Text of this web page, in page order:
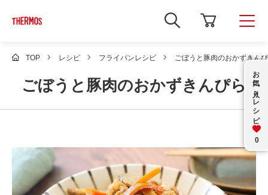
新
し
ィ
ウ
で
サ
検
索
を
開
き
TOP レシピ フライパンレシピ ごぼうと豚肉のおかずきん
ごぼうと豚肉のおかずきんぴら お気に入り
レシピ
0